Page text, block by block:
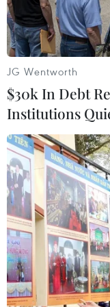
Cảnh đổ nát tại
Chính phủ Syria
hóa học
vực Đông
công nghi sử
qua khiến
Hãng thông tấn
JG Wentworth
$30k In Debt
Institutions